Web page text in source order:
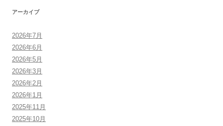
アーカイブ
2026年7月
2026年6月
2026年5月
2026年3月
2026年2月
2026年1月
2025年11月
2025年10月